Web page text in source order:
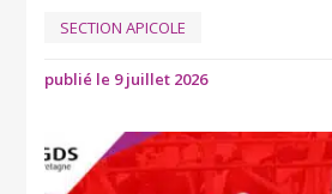
SECTION APICOLE
publié le 9 juillet 2026